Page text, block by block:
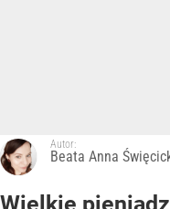
Autor:
Beata Anna